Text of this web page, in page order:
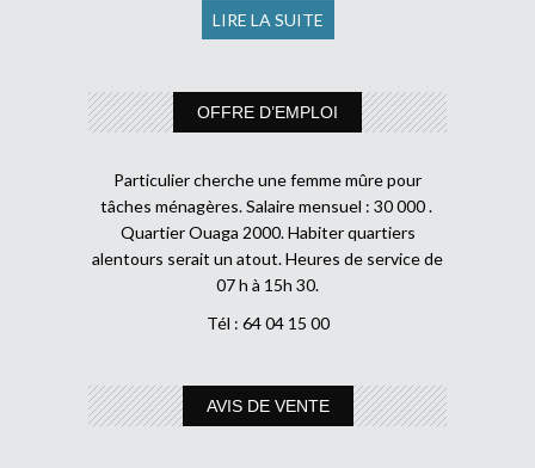
LIRE LA SUITE
OFFRE D’EMPLOI
Particulier cherche une femme mûre pour
tâches ménagères. Salaire mensuel : 30 000 .
Quartier Ouaga 2000. Habiter quartiers
alentours serait un atout. Heures de service de
07 h à 15h 30.
Tél : 64 04 15 00
AVIS DE VENTE